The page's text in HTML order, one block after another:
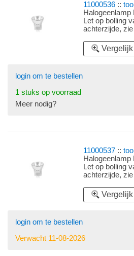
11000536 ::
Halogeenlamp
Let op bolling
achterzijde,
Vergelijk
login om te bestellen
1 stuks op voorraad
Meer nodig?
11000537 ::
Halogeenlamp
Let op bolling
achterzijde,
Vergelijk
login om te bestellen
Verwacht 11-08-2026